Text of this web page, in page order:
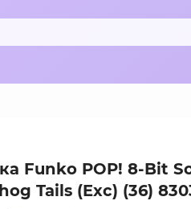
Funko POP! 8-Bit
Tails (Exc) (36)